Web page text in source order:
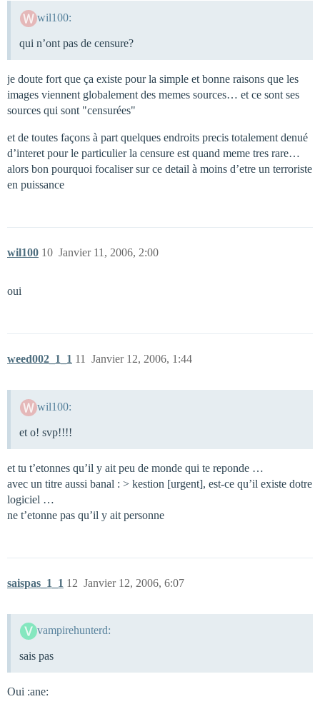
wil100:
qui n’ont pas de censure?
je doute fort que ça existe pour la simple et bonne raisons que les
images viennent globalement des memes sources… et ce sont ses
sources qui sont "censurées"
et de toutes façons à part quelques endroits precis totalement denué
d’interet pour le particulier la censure est quand meme tres rare…
alors bon pourquoi focaliser sur ce detail à moins d’etre un terroriste
en puissance
wil100 Janvier 11, 2006, 2:00
10
oui
weed002_1_1 Janvier 12, 2006, 1:44
11
wil100:
et o! svp!!!!
et tu t’etonnes qu’il y ait peu de monde qui te reponde …
avec un titre aussi banal : > kestion [urgent], est-ce qu’il existe dotre
logiciel …
ne t’etonne pas qu’il y ait personne
saispas_1_1 Janvier 12, 2006, 6:07
12
vampirehunterd:
sais pas
Oui :ane: